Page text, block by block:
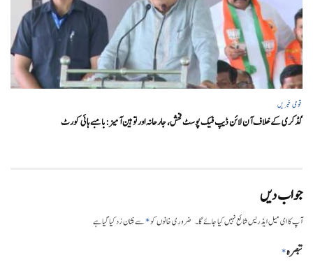
قومی خبریں
گڈکری کے خلاف آن لائن ڈیپ فیک پوسٹ فحش، جارحانہ اور توہین آمیز:بامبے ہائی کورٹ
جواب دیں
آپ کا ای میل ایڈریس شائع نہیں کیا جائے گا۔ ضروری خانوں کو*سے نشان زد کیا گیا ہے
تبصرہ*